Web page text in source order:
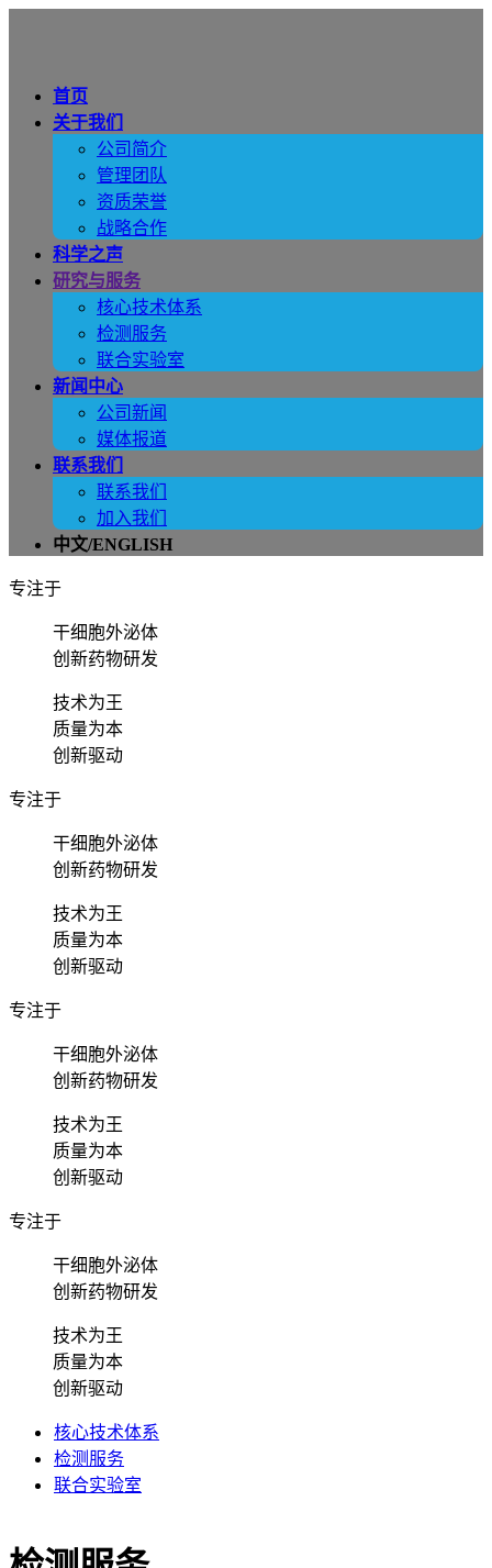
首页
关于我们
公司简介
管理团队
资质荣誉
战略合作
科学之声
研究与服务
核心技术体系
检测服务
联合实验室
新闻中心
公司新闻
媒体报道
联系我们
联系我们
加入我们
中文/ENGLISH
专注于
干细胞外泌体
创新药物研发
技术为王
质量为本
创新驱动
专注于
干细胞外泌体
创新药物研发
技术为王
质量为本
创新驱动
专注于
干细胞外泌体
创新药物研发
技术为王
质量为本
创新驱动
专注于
干细胞外泌体
创新药物研发
技术为王
质量为本
创新驱动
核心技术体系
检测服务
联合实验室